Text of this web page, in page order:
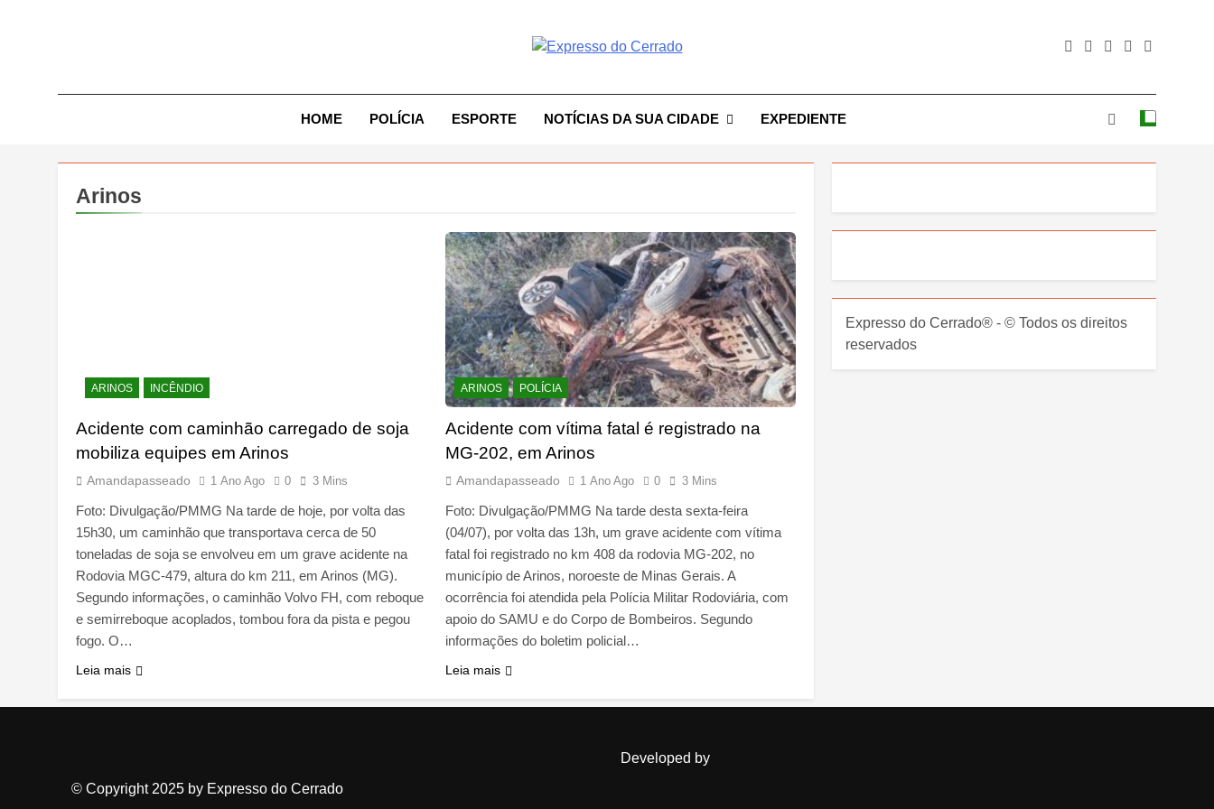
HOME POLÍCIA ESPORTE NOTÍCIAS DA SUA CIDADE EXPEDIENTE
Arinos
ARINOS INCÊNDIO
Acidente com caminhão carregado de soja
mobiliza equipes em Arinos
Amandapasseado 1 Ano Ago 0 3 Mins
Foto: Divulgação/PMMG Na tarde de hoje, por volta das
15h30, um caminhão que transportava cerca de 50
toneladas de soja se envolveu em um grave acidente na
Rodovia MGC-479, altura do km 211, em Arinos (MG).
Segundo informações, o caminhão Volvo FH, com reboque
e semirreboque acoplados, tombou fora da pista e pegou
fogo. O…
Leia mais
ARINOS POLÍCIA
Acidente com vítima fatal é registrado na
MG-202, em Arinos
Amandapasseado 1 Ano Ago 0 3 Mins
Foto: Divulgação/PMMG Na tarde desta sexta-feira
(04/07), por volta das 13h, um grave acidente com vítima
fatal foi registrado no km 408 da rodovia MG-202, no
município de Arinos, noroeste de Minas Gerais. A
ocorrência foi atendida pela Polícia Militar Rodoviária, com
apoio do SAMU e do Corpo de Bombeiros. Segundo
informações do boletim policial…
Leia mais
Expresso do Cerrado® - © Todos os direitos
reservados
© Copyright 2025 by Expresso do Cerrado
Developed by